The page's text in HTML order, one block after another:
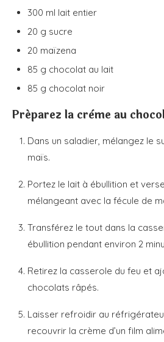
300 ml lait entier
20 g sucre
20 maïzena
85 g chocolat au lait
85 g chocolat noir
Préparez la crème au
Dans un saladier, mélangez le
maïs.
Portez le lait à ébullition et
mélangeant avec la fécule de
Transférez le tout dans la
ébullition pendant environ 2
Retirez la casserole du feu et
chocolats râpés.
Laisser refroidir au
recouvrir la crème d’un film